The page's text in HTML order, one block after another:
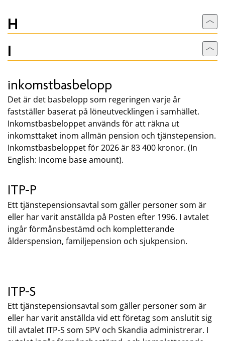
H Till
I Till
inkomstbasbelopp
Det är det basbelopp som regeringen varje år
fastställer baserat på löneutvecklingen i samhället.
Inkomstbasbeloppet används för att räkna ut
inkomsttaket inom allmän pension och tjänstepension.
Inkomstbasbeloppet för 2026 är 83 400 kronor. (In
English: Income base amount).
ITP-P
Ett tjänstepensionsavtal som gäller personer som är
eller har varit anställda på Posten efter 1996. I avtalet
ingår förmånsbestämd och kompletterande
ålderspension, familjepension och sjukpension.
ITP-S
Ett tjänstepensionsavtal som gäller personer som är
eller har varit anställda vid ett företag som anslutit sig
till avtalet ITP-S som SPV och Skandia administrerar. I